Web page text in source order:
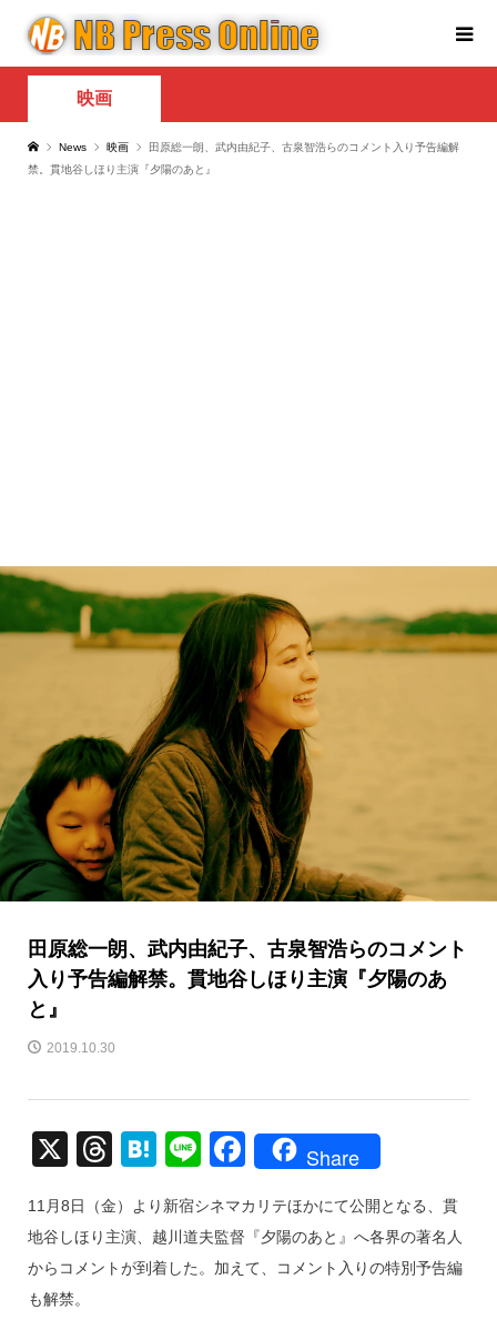
映画
News 映画
田原総一朗、武内由紀子、古泉智浩らのコメント入り予告編解
禁。貫地谷しほり主演『夕陽のあと』
田原総一朗、武内由紀子、古泉智浩らのコメント
入り予告編解禁。貫地谷しほり主演『夕陽のあ
と』
2019.10.30
X
T
e
a
H
e
n
Li
e
F
c
e
Share
11月8日（金）より新宿シネマカリテほかにて公開となる、貫
地谷しほり主演、越川道夫監督『夕陽のあと』へ各界の著名人
からコメントが到着した。加えて、コメント入りの特別予告編
も解禁。